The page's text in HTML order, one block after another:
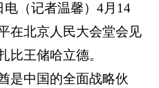
电（记者温馨）4月14
在北京人民大会堂会见
比王储哈立德。
是中国的全面战略伙